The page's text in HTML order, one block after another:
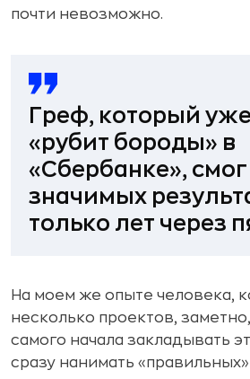
почти невозможно.
Греф, который уже
«рубит бороды» в
«Сбербанке»,
значимых
только лет через
На моем же опыте человека,
несколько проектов,
самого начала закладывать
сразу нанимать